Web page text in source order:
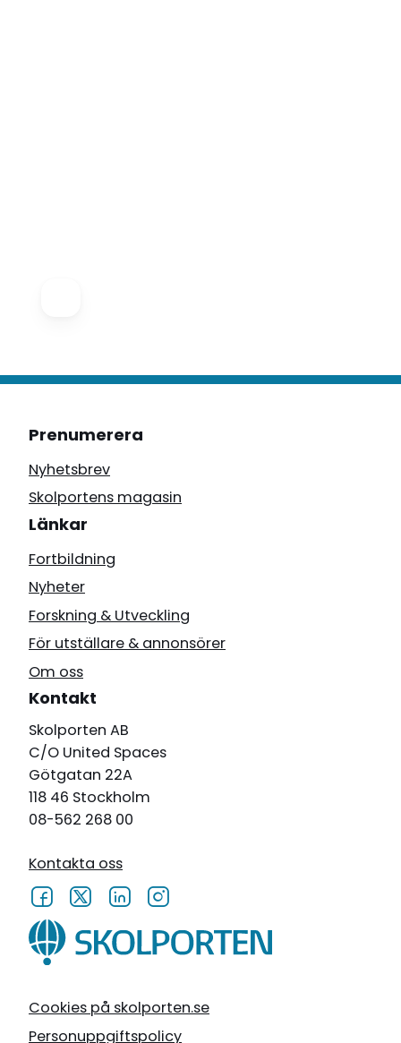
Cookies på skolporten.se
Personuppgiftspolicy
Prenumerera
Nyhetsbrev
Skolportens magasin
Länkar
Fortbildning
Nyheter
Forskning & Utveckling
För utställare & annonsörer
Om oss
Kontakt
Skolporten AB
C/O United Spaces
Götgatan 22A
118 46 Stockholm
08-562 268 00
Kontakta oss